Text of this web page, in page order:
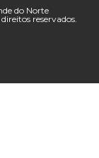
do Norte
reservados.